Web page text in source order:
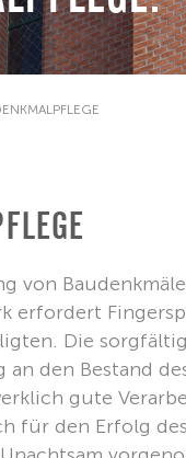
von
erfordert
Die
an den Bestand
gute
für den Erfolg des